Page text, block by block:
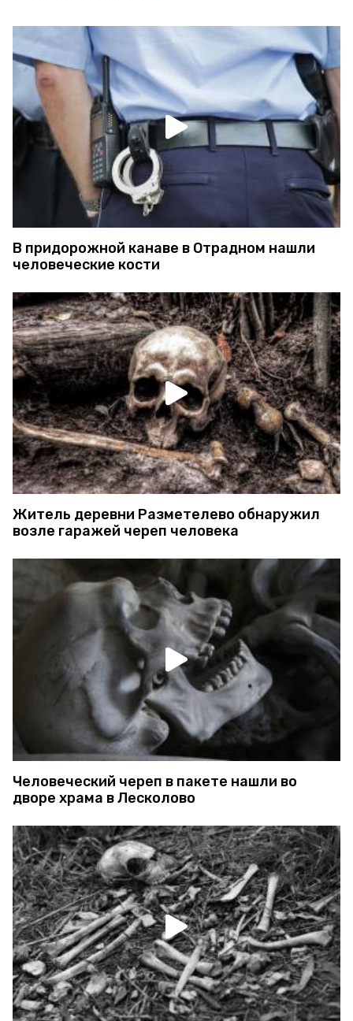
В придорожной канаве в Отрадном нашли
человеческие кости
Житель деревни Разметелево обнаружил
возле гаражей череп человека
Человеческий череп в пакете нашли во
дворе храма в Лесколово